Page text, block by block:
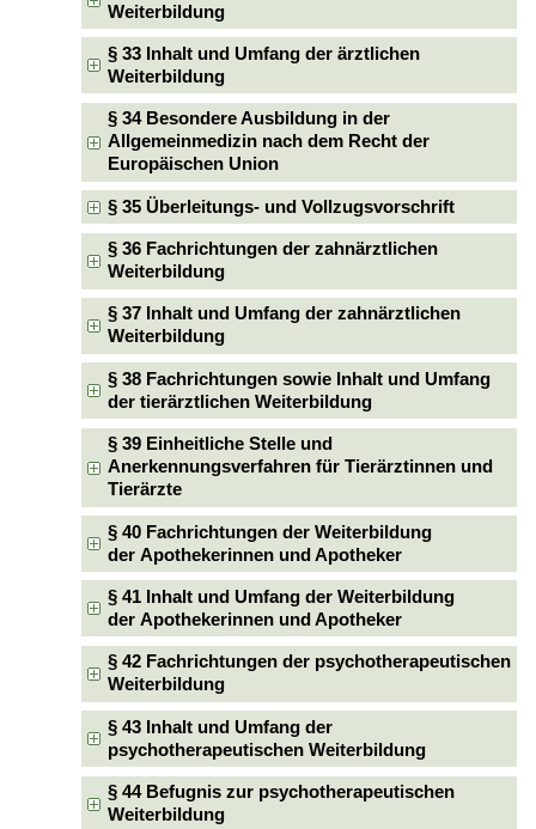
Weiterbildung
§ 33 Inhalt und Umfang der ärztlichen
Weiterbildung
§ 34 Besondere Ausbildung in der
Allgemeinmedizin nach dem Recht der
Europäischen Union
§ 35 Überleitungs- und Vollzugsvorschrift
§ 36 Fachrichtungen der zahnärztlichen
Weiterbildung
§ 37 Inhalt und Umfang der zahnärztlichen
Weiterbildung
§ 38 Fachrichtungen sowie Inhalt und Umfang
der tierärztlichen Weiterbildung
§ 39 Einheitliche Stelle und
Anerkennungsverfahren für Tierärztinnen und
Tierärzte
§ 40 Fachrichtungen der Weiterbildung
der Apothekerinnen und Apotheker
§ 41 Inhalt und Umfang der Weiterbildung
der Apothekerinnen und Apotheker
§ 42 Fachrichtungen der psychotherapeutischen
Weiterbildung
§ 43 Inhalt und Umfang der
psychotherapeutischen Weiterbildung
§ 44 Befugnis zur psychotherapeutischen
Weiterbildung